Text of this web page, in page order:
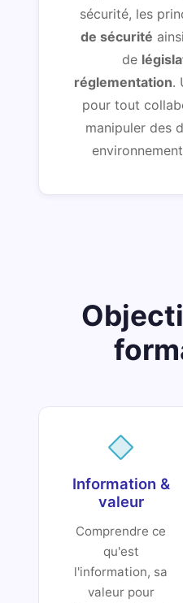
sécurité, les
de sécurité
de
réglementation.
pour tout
manipuler des
Information &
valeur
Comprendre ce
qu'est
l'information, sa
valeur pour